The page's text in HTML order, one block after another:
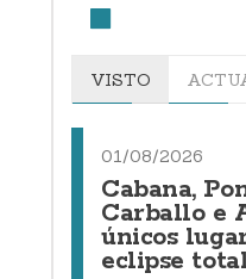
VISTO
01/08/2026
Cabana,
Carballo e
únicos
eclipse